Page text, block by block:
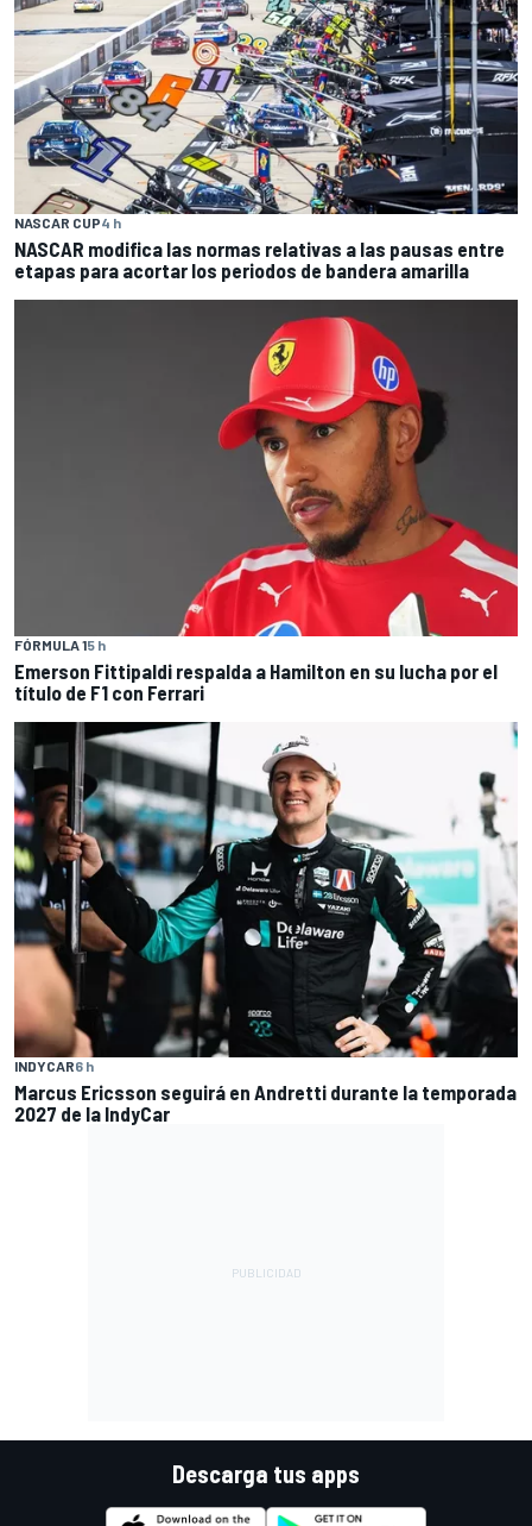
NASCAR CUP4 h
NASCAR modifica las normas relativas a las pausas entre
etapas para acortar los periodos de bandera amarilla
FÓRMULA 15 h
Emerson Fittipaldi respalda a Hamilton en su lucha por el
título de F1 con Ferrari
INDYCAR6 h
Marcus Ericsson seguirá en Andretti durante la temporada
2027 de la IndyCar
Descarga tus apps